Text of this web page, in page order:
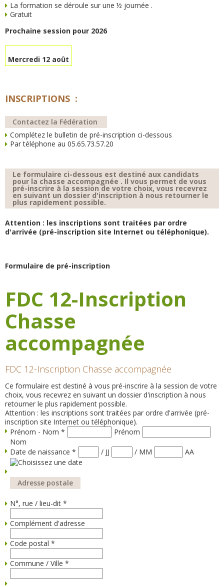
La formation se déroule sur une ½ journée .
Gratuit
Prochaine session pour 2026
Mercredi 12 août
INSCRIPTIONS :
Contactez la Fédération
Complétez le bulletin de pré-inscription ci-dessous
Par téléphone au 05.65.73.57.20
Le formulaire ci-dessous est destiné aux candidats
pour la chasse accompagnée . Il vous permet de vous
pré-inscrire à la session de votre choix, vous recevrez
en suivant un dossier d'inscription à nous retourner le
plus rapidement possible.
Attention : les inscriptions sont traitées par ordre
d'arrivée (pré-inscription site Internet ou téléphonique).
Formulaire de pré-inscription
FDC 12-Inscription
Chasse
accompagnée
FDC 12-Inscription Chasse accompagnée
Ce formulaire est destiné à vous pré-inscrire à la session de votre
choix, vous recevrez en suivant un dossier d'inscription à nous
retourner le plus rapidement possible.
Attention : les inscriptions sont traitées par ordre d'arrivée (pré-
inscription site Internet ou téléphonique).
Prénom - Nom *
Prénom
Nom
Date de naissance * / JJ / MM AA
Adresse postale
N°, rue / lieu-dit *
Complément d'adresse
Code postal *
Commune / Ville *